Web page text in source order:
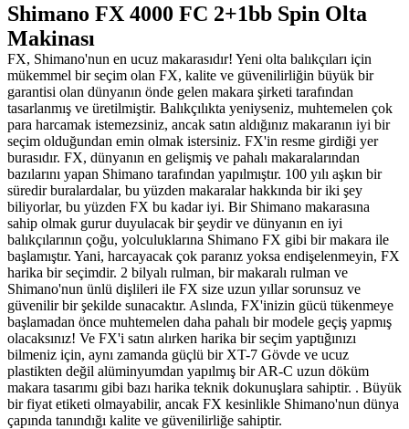
Shimano FX 4000 FC 2+1bb Spin Olta
Makinası
FX, Shimano'nun en ucuz makarasıdır! Yeni olta balıkçıları için
mükemmel bir seçim olan FX, kalite ve güvenilirliğin büyük bir
garantisi olan dünyanın önde gelen makara şirketi tarafından
tasarlanmış ve üretilmiştir. Balıkçılıkta yeniyseniz, muhtemelen çok
para harcamak istemezsiniz, ancak satın aldığınız makaranın iyi bir
seçim olduğundan emin olmak istersiniz. FX'in resme girdiği yer
burasıdır. FX, dünyanın en gelişmiş ve pahalı makaralarından
bazılarını yapan Shimano tarafından yapılmıştır. 100 yılı aşkın bir
süredir buralardalar, bu yüzden makaralar hakkında bir iki şey
biliyorlar, bu yüzden FX bu kadar iyi. Bir Shimano makarasına
sahip olmak gurur duyulacak bir şeydir ve dünyanın en iyi
balıkçılarının çoğu, yolculuklarına Shimano FX gibi bir makara ile
başlamıştır. Yani, harcayacak çok paranız yoksa endişelenmeyin, FX
harika bir seçimdir. 2 bilyalı rulman, bir makaralı rulman ve
Shimano'nun ünlü dişlileri ile FX size uzun yıllar sorunsuz ve
güvenilir bir şekilde sunacaktır. Aslında, FX'inizin gücü tükenmeye
başlamadan önce muhtemelen daha pahalı bir modele geçiş yapmış
olacaksınız! Ve FX'i satın alırken harika bir seçim yaptığınızı
bilmeniz için, aynı zamanda güçlü bir XT-7 Gövde ve ucuz
plastikten değil alüminyumdan yapılmış bir AR-C uzun döküm
makara tasarımı gibi bazı harika teknik dokunuşlara sahiptir. . Büyük
bir fiyat etiketi olmayabilir, ancak FX kesinlikle Shimano'nun dünya
çapında tanındığı kalite ve güvenilirliğe sahiptir.